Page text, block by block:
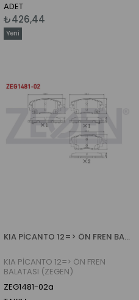
ADET
₺426,44
KIA PİCANTO 12=> ÖN FREN BALATASI (ZEGEN)
KIA PİCANTO 12=> ÖN FREN
BALATASI (ZEGEN)
ZEG1481-02a
Yeni